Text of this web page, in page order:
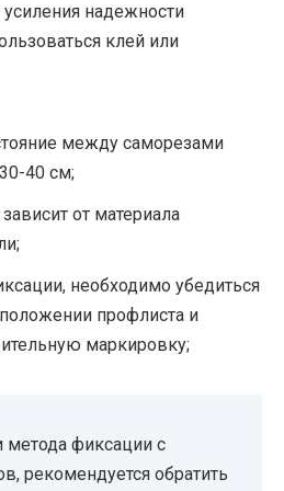
надежности
клей или
между саморезами
40 см;
от материала
необходимо убедиться
профлиста и
маркировку;
метода фиксации с
рекомендуется обратить